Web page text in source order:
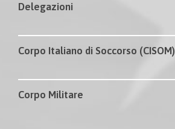
Delegazioni
Corpo Italiano di Soccorso (CISOM)
Corpo Militare